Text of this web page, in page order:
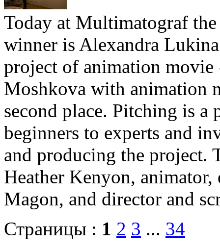
Today at Multimatograf
winner is Alexandra
project of animation
Moshkova with animation
second place. Pitching is a
beginners to experts and
and producing the project.
Heather Kenyon,
Magon, and director and
Страницы : 1 2 3 ... 34